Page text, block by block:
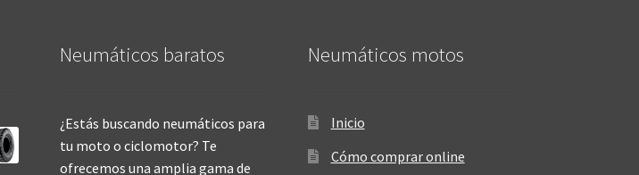
Neumáticos baratos
¿Estás buscando neumáticos para
tu moto o ciclomotor? Te
ofrecemos una amplia gama de
Neumáticos motos
Inicio
Cómo comprar online